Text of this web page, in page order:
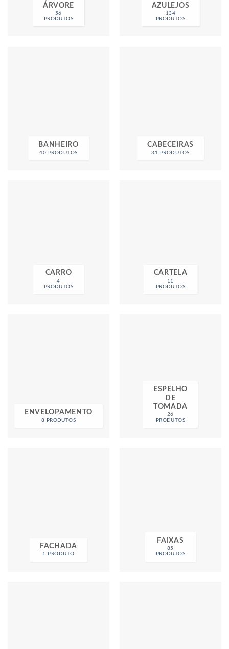
ÁRVORE
56
PRODUTOS
AZULEJOS
134
PRODUTOS
BANHEIRO
40 PRODUTOS
CABECEIRAS
31 PRODUTOS
CARRO
4
PRODUTOS
CARTELA
11
PRODUTOS
ENVELOPAMENTO
8 PRODUTOS
ESPELHO
DE
TOMADA
26
PRODUTOS
FACHADA
1 PRODUTO
FAIXAS
85
PRODUTOS